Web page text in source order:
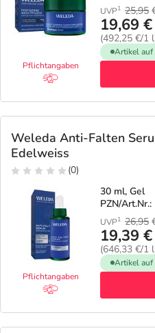
Pflichtangaben
UVP1 25,95
19,69 €
(492,25 €/1
Artikel auf
Weleda Anti-Falten
Edelweiss
(0)
Pflichtangaben
30 ml, Gel
PZN/
UVP1 26,95
19,39 €
(646,33 €/1
Artikel auf